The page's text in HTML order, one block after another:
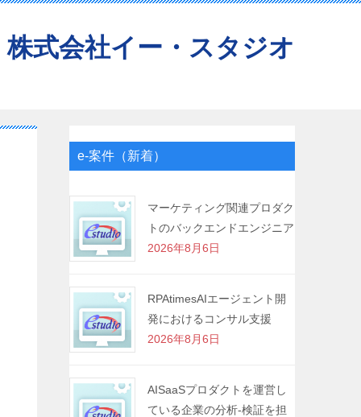
株式会社イー・スタジオ
e-案件（新着）
マーケティング関連プロダク
トのバックエンドエンジニア
2026年8月6日
RPAtimesAIエージェント開
発におけるコンサル支援
2026年8月6日
AISaaSプロダクトを運営し
ている企業の分析-検証を担